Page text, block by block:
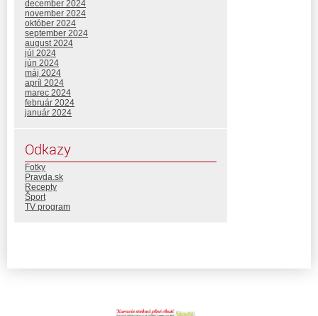
december 2024
november 2024
október 2024
september 2024
august 2024
júl 2024
jún 2024
máj 2024
apríl 2024
marec 2024
február 2024
január 2024
Odkazy
Fotky
Pravda.sk
Recepty
Šport
TV program